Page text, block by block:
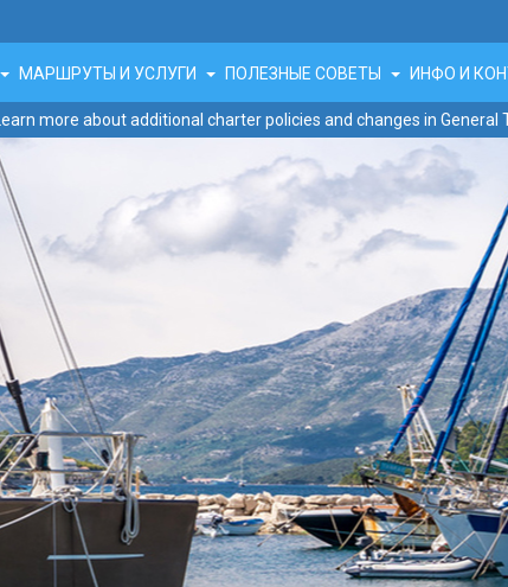
МАРШРУТЫ И УСЛУГИ ПОЛЕЗНЫЕ СОВЕТЫ ИНФО И
Learn more about additional charter policies and changes in General